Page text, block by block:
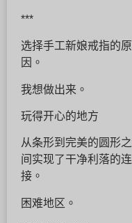
***
选择手工新娘戒指的原
因。
我想做出来。
玩得开心的地方
从条形到完美的圆形之
间实现了干净利落的连
接。
困难地区。